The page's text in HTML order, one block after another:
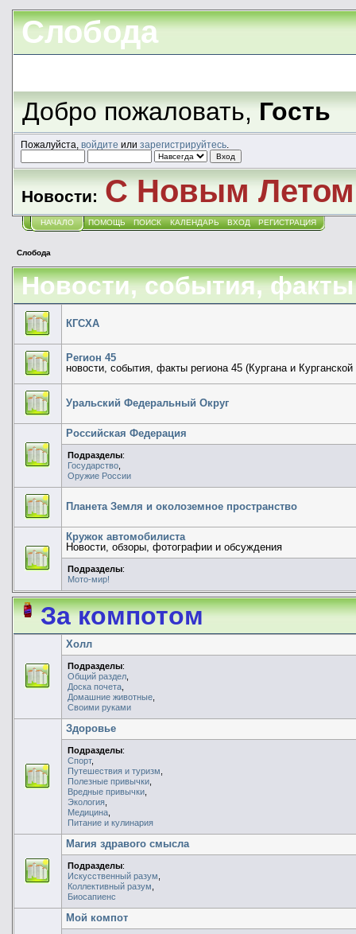
Слобода
Добро пожаловать,Гость
Пожалуйста, войдите или зарегистрируйтесь.
Новости: С Новым
НАЧАЛО ПОМОЩЬ ПОИСК КАЛЕНДАРЬ ВХОД РЕГИСТРАЦИЯ
Слобода
Новости, события, факты
КГСХА
Регион 45
новости, события, факты региона 45 (Кургана и Курганской
Уральский Федеральный Округ
Российская Федерация
Подразделы:
Государство
Оружие России
Планета Земля и околоземное пространство
Кружок автомобилиста
Новости, обзоры, фотографии и обсуждения
Подразделы:
Мото-мир!
За компотом
Холл
Подразделы:
Общий раздел
Доска почета
Домашние животные
Своими руками
Здоровье
Подразделы:
Спорт,
Путешествия и туризм
Полезные привычки
Вредные привычки
Экология
Медицина
Питание и кулинария
Магия здравого смысла
Подразделы:
Искусственный разум
Коллективный разум
Биосапиенс
Мой компот